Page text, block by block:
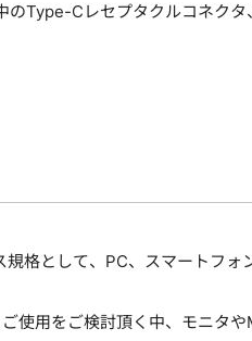
Type-Cレセプタクルコネク
格として、PC、スマートフォ
使用をご検討頂く中、モニタ